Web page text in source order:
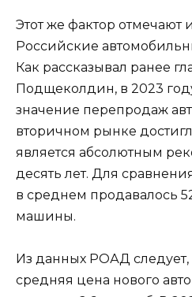
Этот же фактор отмечают
Российские
Как рассказывал ранее
Подщеколдин, в 2023
значение перепродаж
вторичном рынке
является абсолютным
десять лет. Для
в среднем продавалось
машины.
Из данных РОАД следует,
средняя цена нового